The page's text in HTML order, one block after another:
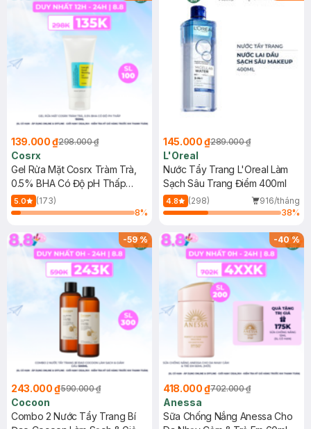
139.000 ₫298.000 ₫
Cosrx
Gel Rửa Mặt Cosrx Tràm Trà,
0.5% BHA Có Độ pH Thấp
150ml
5.0
(173)
8%
145.000 ₫289.000 ₫
L'Oreal
Nước Tẩy Trang L'Oreal Làm
Sạch Sâu Trang Điểm 400ml
4.8 (298)
916/tháng
38%
-59%
243.000 ₫590.000 ₫
Cocoon
Combo 2 Nước Tẩy Trang Bí
-40%
418.000 ₫702.000 ₫
Anessa
Sữa Chống Nắng Anessa Cho